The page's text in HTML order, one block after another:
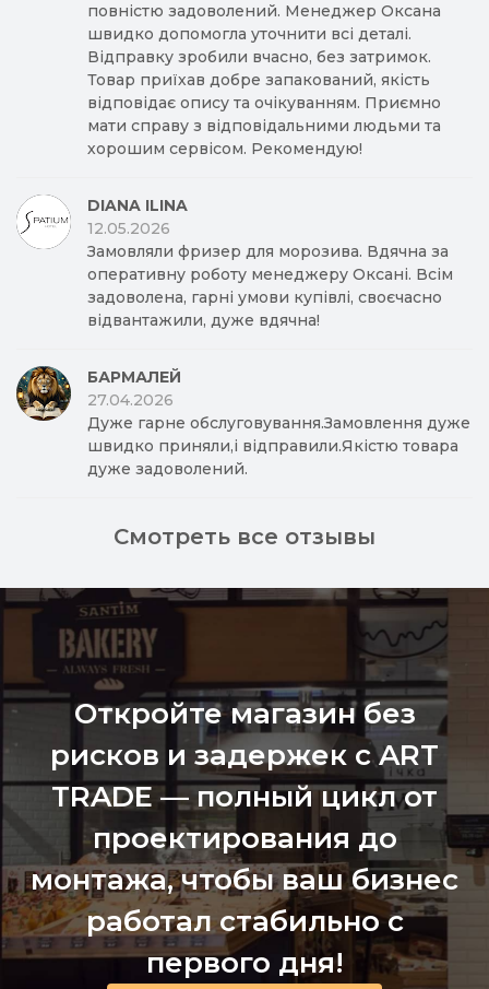
повністю задоволений. Менеджер Оксана
швидко допомогла уточнити всі деталі.
Відправку зробили вчасно, без затримок.
Товар приїхав добре запакований, якість
відповідає опису та очікуванням. Приємно
мати справу з відповідальними людьми та
хорошим сервісом. Рекомендую!
DIANA ILINA
12.05.2026
Замовляли фризер для морозива. Вдячна за
оперативну роботу менеджеру Оксані. Всім
задоволена, гарні умови купівлі, своєчасно
відвантажили, дуже вдячна!
БАРМАЛЕЙ
27.04.2026
Дуже гарне обслуговування.Замовлення дуже
швидко приняли,і відправили.Якістю товара
дуже задоволений.
Смотреть все отзывы
Откройте магазин без
рисков и задержек с ART
TRADE — полный цикл от
проектирования до
монтажа, чтобы ваш бизнес
работал стабильно с
первого дня!